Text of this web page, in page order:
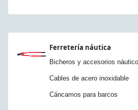
Ferretería náutica
Bicheros y accesorios
Cables de acero inoxidable
Cáncamos para barcos